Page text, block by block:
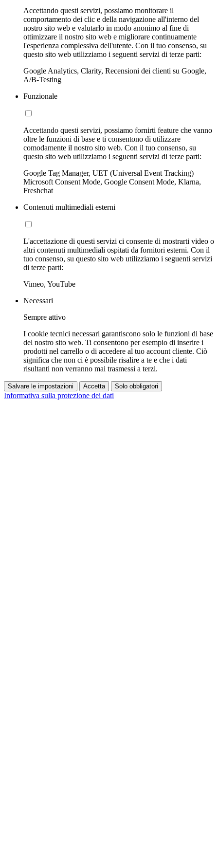
Accettando questi servizi, possiamo monitorare il
comportamento dei clic e della navigazione all'interno del
nostro sito web e valutarlo in modo anonimo al fine di
ottimizzare il nostro sito web e migliorare continuamente
l'esperienza complessiva dell'utente. Con il tuo consenso, su
questo sito web utilizziamo i seguenti servizi di terze parti:
Google Analytics, Clarity, Recensioni dei clienti su Google,
A/B-Testing
Funzionale
Accettando questi servizi, possiamo fornirti feature che vanno
oltre le funzioni di base e ti consentono di utilizzare
comodamente il nostro sito web. Con il tuo consenso, su
questo sito web utilizziamo i seguenti servizi di terze parti:
Google Tag Manager, UET (Universal Event Tracking)
Microsoft Consent Mode, Google Consent Mode, Klarna,
Freshchat
Contenuti multimediali esterni
L'accettazione di questi servizi ci consente di mostrarti video o
altri contenuti multimediali ospitati da fornitori esterni. Con il
tuo consenso, su questo sito web utilizziamo i seguenti servizi
di terze parti:
Vimeo, YouTube
Necessari
Sempre attivo
I cookie tecnici necessari garantiscono solo le funzioni di base
del nostro sito web. Ti consentono per esempio di inserire i
prodotti nel carrello o di accedere al tuo account cliente. Ciò
significa che non ci è possibile risalire a te e che i dati
risultanti non verranno mai trasmessi a terzi.
Salvare le impostazioni Accetta Solo obbligatori
Informativa sulla protezione dei dati